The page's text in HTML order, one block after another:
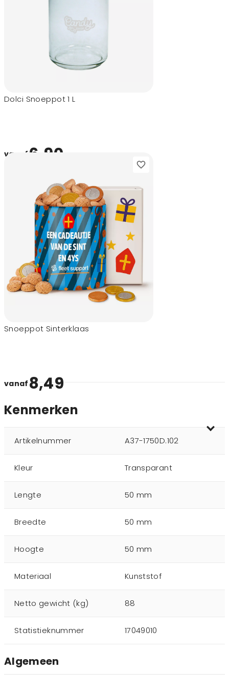
Dolci Snoeppot 1 L
vanaf 6,90
Snoeppot Sinterklaas
vanaf 8,49
Kenmerken
Artikelnummer A37-1750D.102
Kleur Transparant
Lengte 50 mm
Breedte 50 mm
Hoogte 50 mm
Materiaal Kunststof
Netto gewicht (kg) 88
Statistieknummer 17049010
Algemeen